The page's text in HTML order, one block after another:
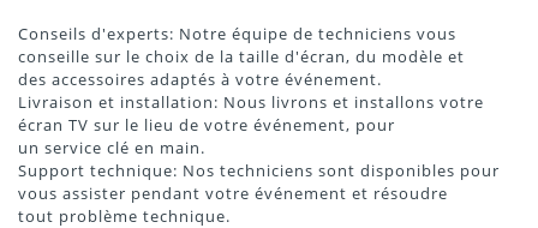
Conseils d'experts: Notre équipe de techniciens vous
conseille sur le choix de la taille d'écran, du modèle et
des accessoires adaptés à votre événement.
Livraison et installation: Nous livrons et installons votre
écran TV sur le lieu de votre événement, pour
un service clé en main.
Support technique: Nos techniciens sont disponibles pour
vous assister pendant votre événement et résoudre
tout problème technique.